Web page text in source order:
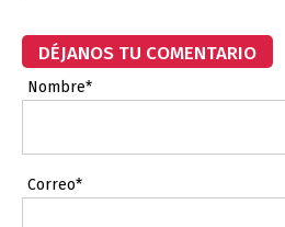
DÉJANOS TU COMENTARIO
Nombre*
Correo*